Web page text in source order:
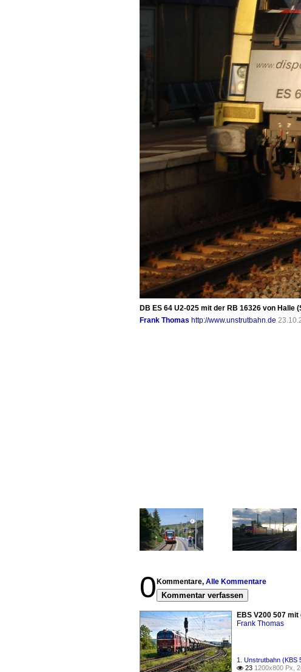
DB ES 64 U2-025 mit der RB 16326 von Halle
Frank Thomas http://www.unstrutbahn.de
0 Kommentare, Alle Kommentare
Kommentar verfassen
EBS V200 507
Frank Thomas
1. Unstrutbahn (KBS
 23 1200x800 Px,